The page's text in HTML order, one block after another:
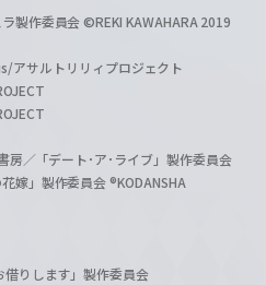
製作委員会 ©REKI KAWAHARA 2019
アサルトリリィプロジェクト
／「デート･ア･ライブ」製作委員会
嫁」製作委員会 ®KODANSHA
りします」製作委員会